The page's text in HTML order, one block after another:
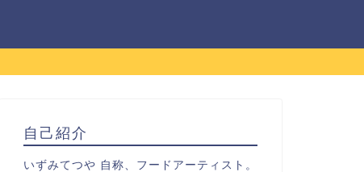
自己紹介
いずみてつや 自称、フードアーティスト。